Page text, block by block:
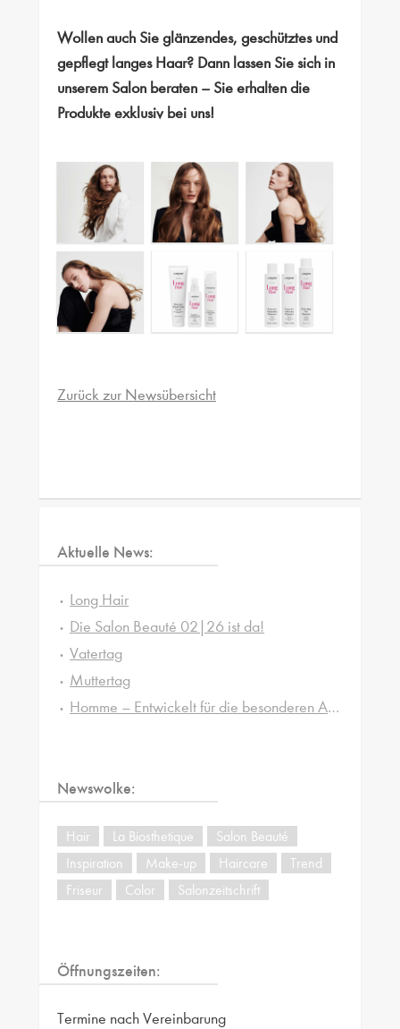
Wollen auch Sie glänzendes, geschütztes und
gepflegt langes Haar? Dann lassen Sie sich in
unserem Salon beraten – Sie erhalten die
Produkte exklusiv bei uns!
Zurück zur Newsübersicht
Aktuelle News:
Long Hair
Die Salon Beauté 02|26 ist da!
Vatertag
Muttertag
Homme – Entwickelt für die besonderen Ansprüche von Männerhaut und -haar
Newswolke:
Hair La Biosthetique
Salon Beauté
Inspiration
Make-up Haircare
Trend
Friseur
Color Salonzeitschrift
Öffnungszeiten:
Termine nach Vereinbarung